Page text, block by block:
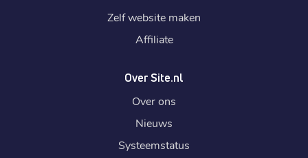
Zelf website maken
Affiliate
Over Site.nl
Over ons
Nieuws
Systeemstatus